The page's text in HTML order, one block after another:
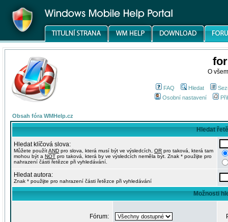
O
FAQ Hledat
Osobní nastavení
Obsah fóra WMHelp.cz
Hledat
Hledat klíčová slova:
Můžete použítAND pro slova, která musí být ve výsledcích, OR pro taková, která tam
mohou být a NOT pro taková, která by ve výsledcích neměla být. Znak * použijte pro
nahrazení části řetězce při vyhledávání.
Hledat autora:
Znak * použijte pro nahrazení části řetězce při vyhledávání
Možnosti
Fórum: